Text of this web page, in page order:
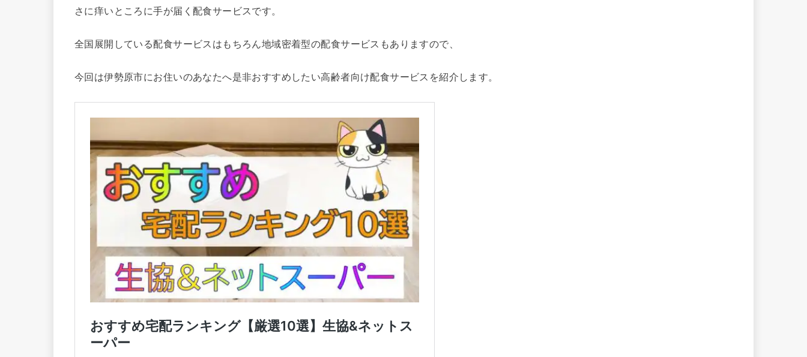
さに痒いところに手が届く配食サービスです。
全国展開している配食サービスはもちろん地域密着型の配食サービスもありますので、
今回は伊勢原市にお住いのあなたへ是非おすすめしたい高齢者向け配食サービスを紹介します。